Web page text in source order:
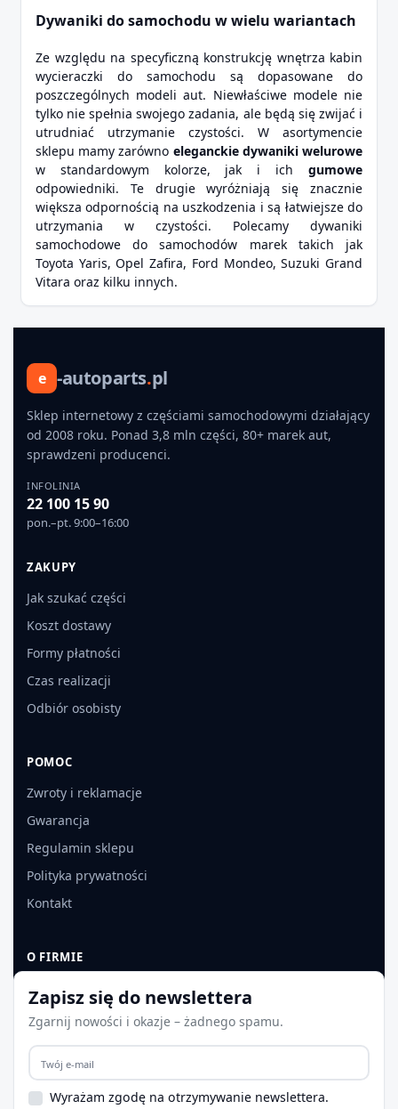
Dywaniki do samochodu w wielu wariantach
Ze względu na specyficzną konstrukcję wnętrza kabin
wycieraczki do samochodu są dopasowane do
poszczególnych modeli aut. Niewłaściwe modele nie
tylko nie spełnia swojego zadania, ale będą się zwijać i
utrudniać utrzymanie czystości. W asortymencie
sklepu mamy zarówno eleganckie dywaniki welurowe
w standardowym kolorze, jak i ich gumowe
odpowiedniki. Te drugie wyróżniają się znacznie
większa odpornością na uszkodzenia i są łatwiejsze do
utrzymania w czystości. Polecamy dywaniki
samochodowe do samochodów marek takich jak
Toyota Yaris, Opel Zafira, Ford Mondeo, Suzuki Grand
Vitara oraz kilku innych.
e -autoparts.pl
Sklep internetowy z częściami samochodowymi działający
od 2008 roku. Ponad 3,8 mln części, 80+ marek aut,
sprawdzeni producenci.
INFOLINIA
22 100 15 90
pon.–pt. 9:00–16:00
ZAKUPY
Jak szukać części
Koszt dostawy
Formy płatności
Czas realizacji
Odbiór osobisty
POMOC
Zwroty i reklamacje
Gwarancja
Regulamin sklepu
Polityka prywatności
Kontakt
O FIRMIE
O nas
Dane firmy
Aktualności
Współpraca B2B
Zapisz się do newslettera
Zgarnij nowości i okazje – żadnego spamu.
Wyrażam zgodę na otrzymywanie newslettera.